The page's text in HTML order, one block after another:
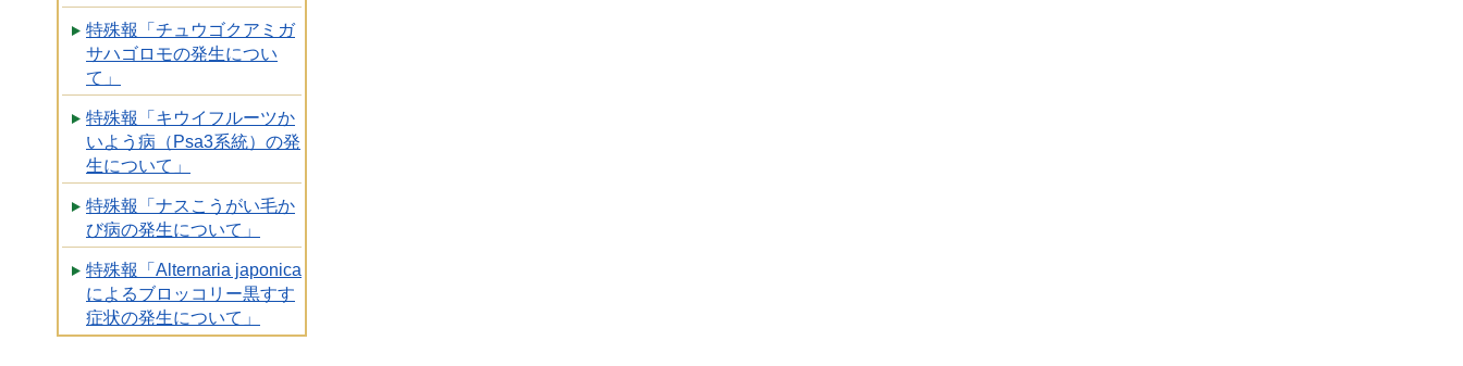
特殊報「チュウゴクアミガ
サハゴロモの発生につい
て」
特殊報「キウイフルーツか
いよう病（Psa3系統）の発
生について」
特殊報「ナスこうがい毛か
び病の発生について」
特殊報「Alternaria japonica
によるブロッコリー黒すす
症状の発生について」